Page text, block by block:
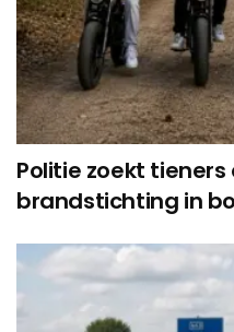
Politie zoekt
brandstichting in